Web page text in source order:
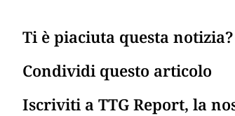
Ti è piaciuta questa notizia?
Condividi questo articolo
Iscriviti a TTG Report, la